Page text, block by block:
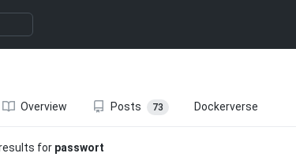
Overview Posts 73 Dockerverse
for passwort